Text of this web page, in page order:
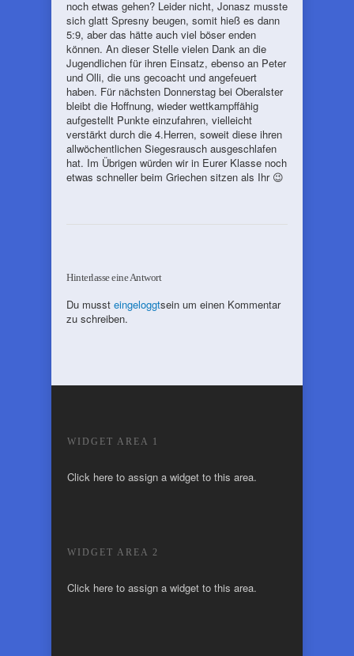
noch etwas gehen? Leider nicht, Jonasz musste
sich glatt Spresny beugen, somit hieß es dann
5:9, aber das hätte auch viel böser enden
können. An dieser Stelle vielen Dank an die
Jugendlichen für ihren Einsatz, ebenso an Peter
und Olli, die uns gecoacht und angefeuert
haben. Für nächsten Donnerstag bei Oberalster
bleibt die Hoffnung, wieder wettkampffähig
aufgestellt Punkte einzufahren, vielleicht
verstärkt durch die 4.Herren, soweit diese ihren
allwöchentlichen Siegesrausch ausgeschlafen
hat. Im Übrigen würden wir in Eurer Klasse noch
etwas schneller beim Griechen sitzen als Ihr 😉
Hinterlasse eine Antwort
Du musst eingeloggtsein um einen Kommentar
zu schreiben.
WIDGET AREA 1
Click here to assign a widget to this area.
WIDGET AREA 2
Click here to assign a widget to this area.